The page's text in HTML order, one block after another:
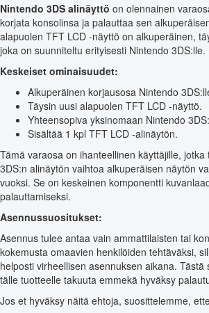
Nintendo 3DS alinäyttö on olennainen
korjata konsolinsa ja palauttaa sen
alapuolen TFT LCD -näyttö on alkuperäinen,
joka on suunniteltu erityisesti Nintendo 3DS:lle.
Keskeiset ominaisuudet:
Alkuperäinen korjausosa Nintendo
Täysin uusi alapuolen TFT LCD -näyttö.
Yhteensopiva yksinomaan Nintendo
Sisältää 1 kpl TFT LCD -alinäytön.
Tämä varaosa on ihanteellinen käyttäjille, jotka
3DS:n alinäytön vaihtoa alkuperäisen näytön
vuoksi. Se on keskeinen komponentti
palauttamiseksi.
Asennussuositukset:
Asennus tulee antaa vain ammattilaisten tai
kokemusta omaavien henkilöiden tehtäväksi,
helposti virheellisen asennuksen aikana. Tästä
tälle tuotteelle takuuta emmekä hyväksy
Jos et hyväksy näitä ehtoja, suosittelemme,